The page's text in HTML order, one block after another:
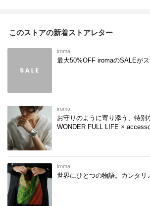
このストアの新着ストアレター
iroma
最大50%OFF iromaのSALEがス
iroma
お守りのように寄り添う、特別
WONDER FULL LIFE ×
iroma
世界にひとつの物語。カンタリ